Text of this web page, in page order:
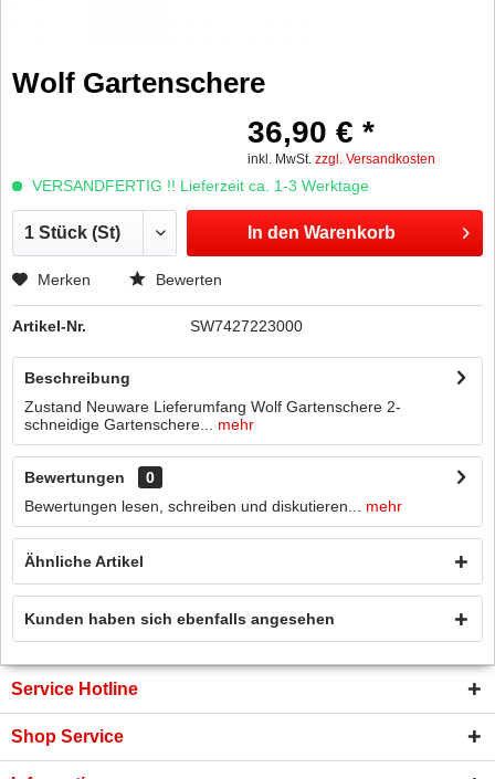
Wolf Gartenschere
36,90 € *
inkl. MwSt. zzgl. Versandkosten
VERSANDFERTIG !! Lieferzeit ca. 1-3 Werktage
In den Warenkorb
Merken Bewerten
Artikel-Nr. SW7427223000
Beschreibung
Zustand Neuware Lieferumfang Wolf Gartenschere 2-
schneidige Gartenschere...
mehr
Bewertungen
0
Bewertungen lesen, schreiben und diskutieren...
mehr
Ähnliche Artikel
Kunden haben sich ebenfalls angesehen
Service Hotline
Shop Service